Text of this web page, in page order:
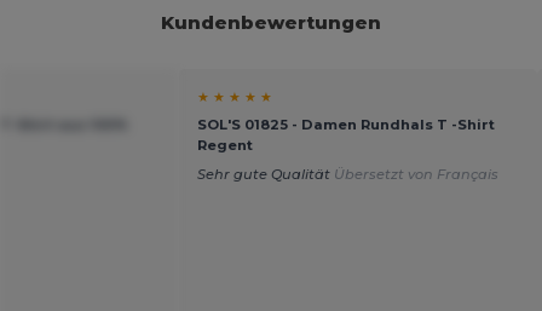
Kundenbewertungen
★ ★ ★ ★ ★
SOL'S 01825 - Damen Rundhals T -Shirt
Regent
Sehr gute Qualität Übersetzt von Français